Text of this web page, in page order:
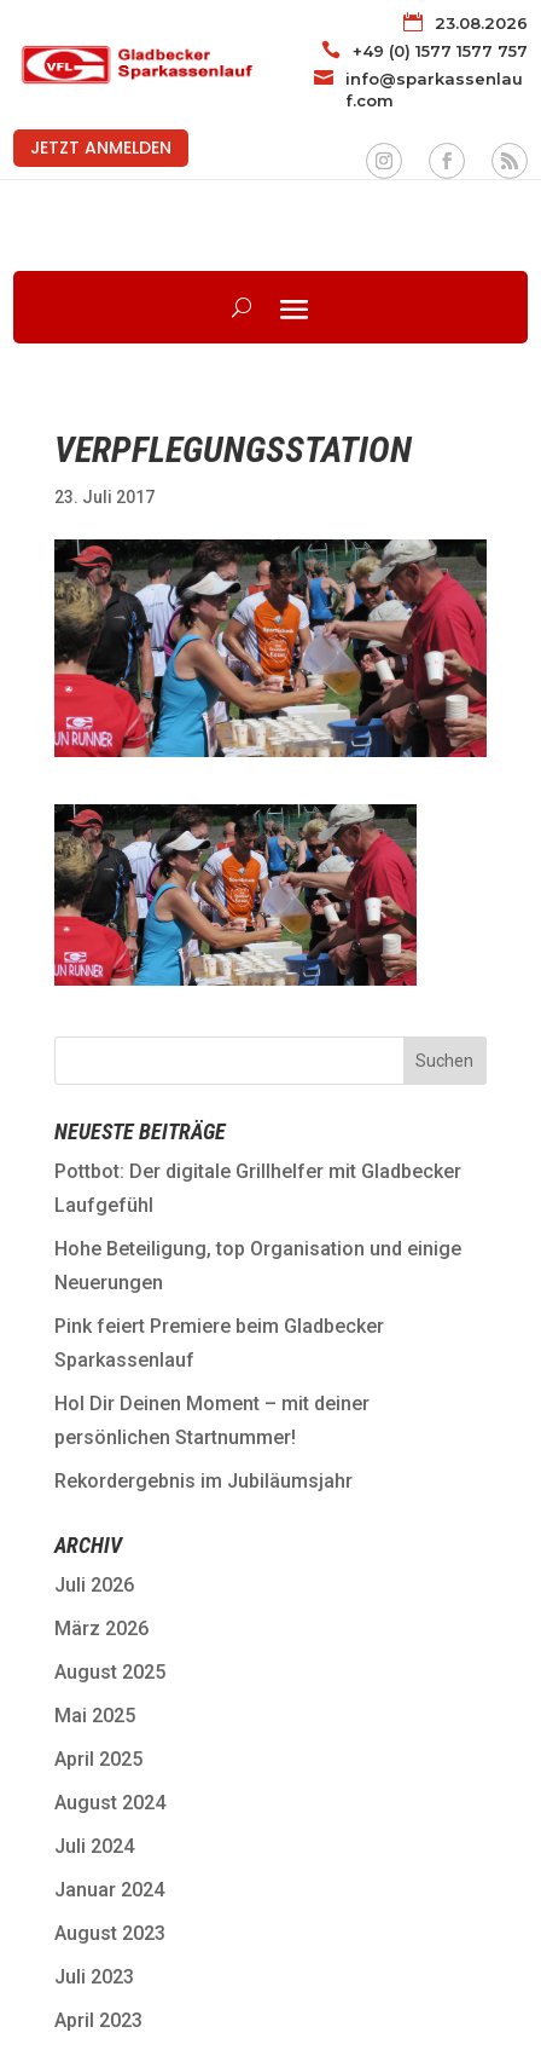

23.08.2026

+49 (0) 1577 1577 757

info@sparkassenlau
f.com
JETZT ANMELDEN
VERPFLEGUNGSSTATION
23. Juli 2017
NEUESTE BEITRÄGE
Pottbot: Der digitale Grillhelfer mit Gladbecker
Laufgefühl
Hohe Beteiligung, top Organisation und einige
Neuerungen
Pink feiert Premiere beim Gladbecker
Sparkassenlauf
Hol Dir Deinen Moment – mit deiner
persönlichen Startnummer!
Rekordergebnis im Jubiläumsjahr
ARCHIV
Juli 2026
März 2026
August 2025
Mai 2025
April 2025
August 2024
Juli 2024
Januar 2024
August 2023
Juli 2023
April 2023